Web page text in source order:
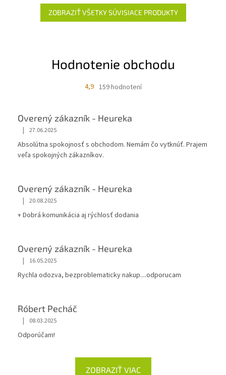
ZOBRAZIŤ VŠETKY SÚVISIACE PRODUKTY
Hodnotenie obchodu
4,9 159 hodnotení
Overený zákazník - Heureka
| 27.06.2025
Absolútna spokojnosť s obchodom. Nemám čo vytknúť. Prajem
veľa spokojných zákazníkov.
Overený zákazník - Heureka
| 20.08.2025
+ Dobrá komunikácia aj rýchlosť dodania
Overený zákazník - Heureka
| 16.05.2025
Rychla odozva, bezproblematicky nakup....odporucam
Róbert Pecháč
| 08.03.2025
Odporúčam!
ZOBRAZIŤ VIAC